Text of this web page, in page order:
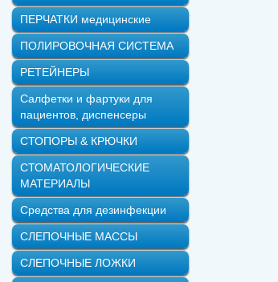
ПЕРЧАТКИ медицинские
ПОЛИРОВОЧНАЯ СИСТЕМА
РЕТЕЙНЕРЫ
Салфетки и фартуки для
пациентов, диспенсеры
СТОПОРЫ & КРЮЧКИ
СТОМАТОЛОГИЧЕСКИЕ
МАТЕРИАЛЫ
Средства для дезинфекции
СЛЕПОЧНЫЕ МАССЫ
СЛЕПОЧНЫЕ ЛОЖКИ